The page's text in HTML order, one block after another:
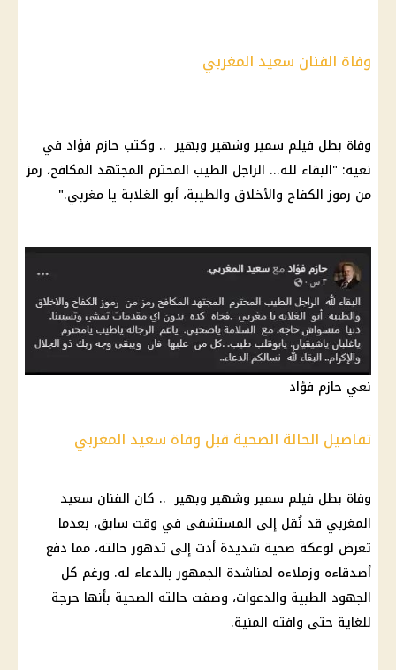
وفاة الفنان سعيد المغربي
وفاة بطل فيلم سمير وشهير وبهير .. وكتب حازم فؤاد في
نعيه: "البقاء لله... الراجل الطيب المحترم المجتهد المكافح، رمز
من رموز الكفاح والأخلاق والطيبة، أبو الغلابة يا مغربي."
نعي حازم فؤاد
تفاصيل الحالة الصحية قبل وفاة سعيد المغربي
وفاة بطل فيلم سمير وشهير وبهير .. كان الفنان سعيد
المغربي قد نُقل إلى المستشفى في وقت سابق، بعدما
تعرض لوعكة صحية شديدة أدت إلى تدهور حالته، مما دفع
أصدقاءه وزملاءه لمناشدة الجمهور بالدعاء له. ورغم كل
الجهود الطبية والدعوات، وصفت حالته الصحية بأنها حرجة
للغاية حتى وافته المنية.